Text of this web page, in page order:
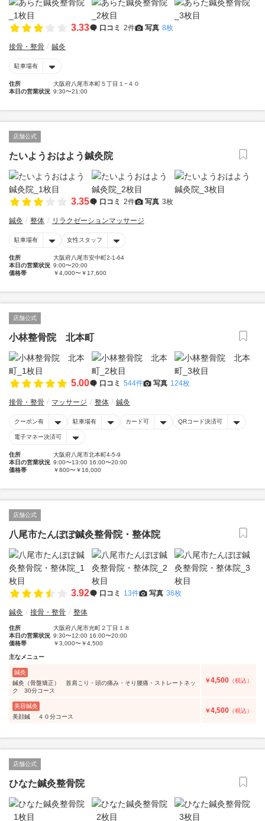
3.33 口コミ 2件 写真 8枚
接骨・整骨 鍼灸
駐車場有
住所
大阪府八尾市本町５丁目１−４０
本日の営業状況 9:30〜21:00
店舗公式
たいようおはよう鍼灸院
3.35 口コミ 2件 写真 3枚
鍼灸 整体 リラクゼーションマッサージ
駐車場有 女性スタッフ
住所
大阪府八尾市安中町2-1-64
本日の営業状況 9:00〜20:00
価格帯
￥4,000〜￥17,600
店舗公式
小林整骨院 北本町
5.00 口コミ 544件 写真 124枚
接骨・整骨 マッサージ 整体 鍼灸
クーポン有 駐車場有 カード可 QRコード決済可
電子マネー決済可
住所
大阪府八尾市北本町4-5-9
本日の営業状況 9:00〜13:00 16:00〜20:00
価格帯
￥800〜￥16,000
店舗公式
八尾市たんぽぽ鍼灸整骨院・整体院
3.92 口コミ 13件 写真 36枚
鍼灸 接骨・整骨 整体
住所
大阪府八尾市光町２丁目１８
本日の営業状況 9:30〜12:00 16:00〜20:00
価格帯
￥3,000〜￥4,500
主なメニュー
鍼灸
鍼灸（骨盤矯正） 首肩こり・頭の痛み・そり腰痛・ストレートネッ
ク 30分コース
￥4,500 （税込）
美容鍼灸
美顔鍼 ４０分コース
￥4,500 （税込）
店舗公式
ひなた鍼灸整骨院